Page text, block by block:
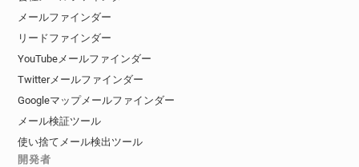
メールファインダー
リードファインダー
YouTubeメールファインダー
Twitterメールファインダー
Googleマップメールファインダー
メール検証ツール
使い捨てメール検出ツール
開発者